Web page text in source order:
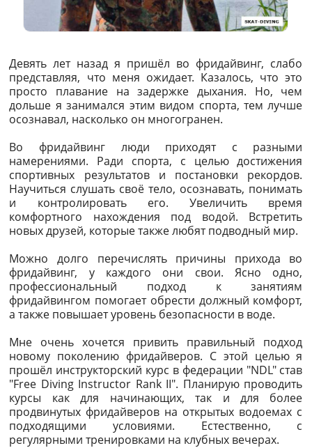
Девять лет назад я пришёл во фридайвинг, слабо
представляя, что меня ожидает. Казалось, что это
просто плавание на задержке дыхания. Но, чем
дольше я занимался этим видом спорта, тем лучше
осознавал, насколько он многогранен.
Во фридайвинг люди приходят с разными
намерениями. Ради спорта, с целью достижения
спортивных результатов и постановки рекордов.
Научиться слушать своё тело, осознавать, понимать
и контролировать его. Увеличить время
комфортного нахождения под водой. Встретить
новых друзей, которые также любят подводный мир.
Можно долго перечислять причины прихода во
фридайвинг, у каждого они свои. Ясно одно,
профессиональный подход к занятиям
фридайвингом помогает обрести должный комфорт,
а также повышает уровень безопасности в воде.
Мне очень хочется привить правильный подход
новому поколению фридайверов. С этой целью я
прошёл инструкторский курс в федерации "NDL" став
"Free Diving Instructor Rank II". Планирую проводить
курсы как для начинающих, так и для более
продвинутых фридайверов на открытых водоемах с
подходящими условиями. Естественно, с
регулярными тренировками на клубных вечерах.